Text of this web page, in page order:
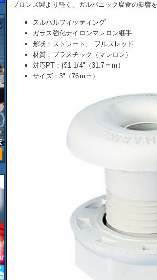
ブロンズ製より軽く、ガルバニック腐食の影響
スルハルフィッティング
ガラス強化ナイロンマレロン継手
形状：ストレート, フルスレッド
材質：プラスチック（マレロン）
対応PT：径1-1/4"（31.7ｍｍ）
サイズ：3"（76ｍｍ）